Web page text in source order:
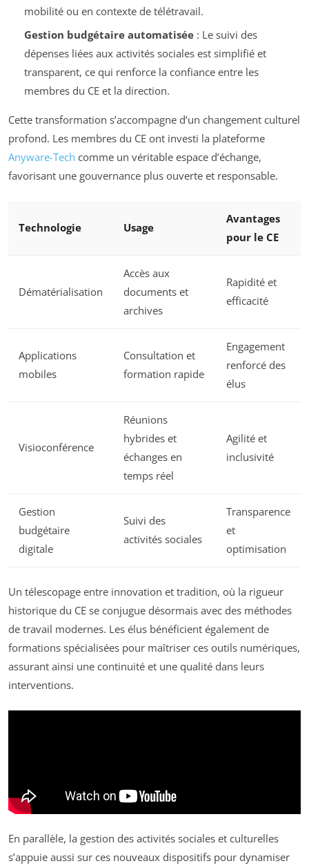
mobilité ou en contexte de télétravail.
Gestion budgétaire automatisée: Le suivi des
dépenses liées aux activités sociales est simplifié et
transparent, ce qui renforce la confiance entre les
membres du CE et la direction.
Cette transformation s’accompagne d’un changement culturel
profond. Les membres du CE ont investi la plateforme
Anyware-Tech comme un véritable espace d’échange,
favorisant une gouvernance plus ouverte et responsable.
Technologie Usage
Avantages
pour le CE
Dématérialisation
Accès aux
documents et
archives
Rapidité et
efficacité
Applications
mobiles
Consultation et
formation rapide
Engagement
renforcé des
élus
Visioconférence
Réunions
hybrides et
échanges en
temps réel
Agilité et
inclusivité
Gestion
budgétaire
digitale
Suivi des
activités sociales
Transparence
et
optimisation
Un télescopage entre innovation et tradition, où la rigueur
historique du CE se conjugue désormais avec des méthodes
de travail modernes. Les élus bénéficient également de
formations spécialisées pour maîtriser ces outils numériques,
assurant ainsi une continuité et une qualité dans leurs
interventions.
En parallèle, la gestion des activités sociales et culturelles
s’appuie aussi sur ces nouveaux dispositifs pour dynamiser